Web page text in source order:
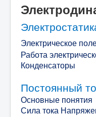
Электрическое
Работа
Конденсаторы
Постоянный
Основные понятия
Сила тока